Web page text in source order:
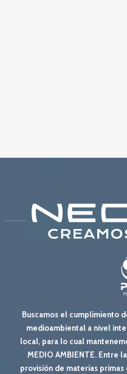
Buscamos el cumplimiento
medioambiental a nivel
local, para lo cual
MEDIO AMBIENTE. Entre
provisión de materias